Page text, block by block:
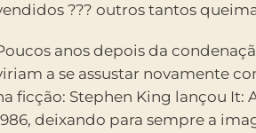
??? outros tantos
anos depois da
a se assustar novamente
ficção: Stephen King lançou It:
deixando para sempre a